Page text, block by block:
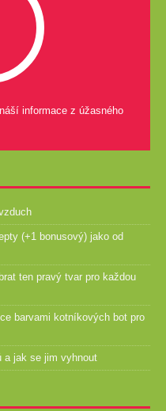
informace z úžasného
(+1 bonusový) jako od
ten pravý tvar pro každou
barvami kotníkových bot pro
a jak se jim vyhnout